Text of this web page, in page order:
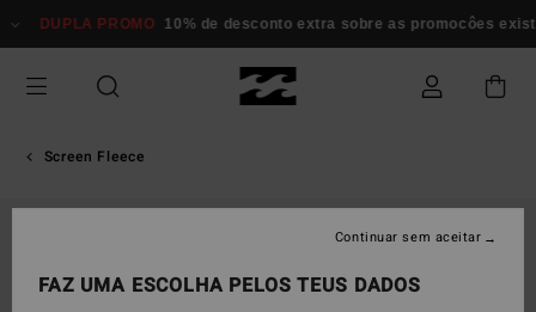
para
informação
DUPLA PROMO 10% de desconto extra sobre as promocôes
Screen Fleece
FAZ UMA ESCOLHA PELOS TEUS DADOS
Continuar sem aceitar